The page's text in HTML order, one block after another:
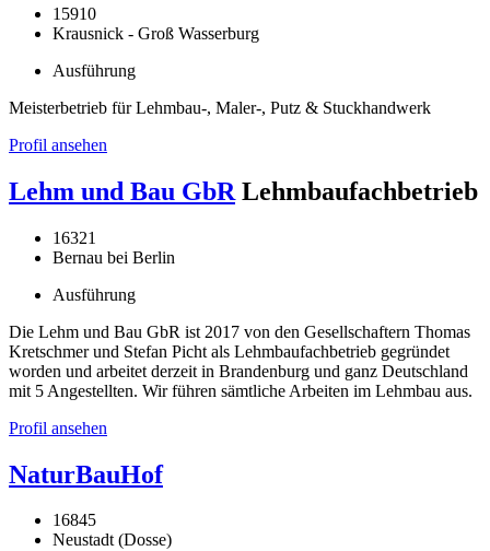
15910
Krausnick - Groß Wasserburg
Ausführung
Meisterbetrieb für Lehmbau-, Maler-, Putz & Stuckhandwerk
Profil ansehen
Lehm und Bau GbR Lehmbaufachbetrieb
16321
Bernau bei Berlin
Ausführung
Die Lehm und Bau GbR ist 2017 von den Gesellschaftern Thomas
Kretschmer und Stefan Picht als Lehmbaufachbetrieb gegründet
worden und arbeitet derzeit in Brandenburg und ganz Deutschland
mit 5 Angestellten. Wir führen sämtliche Arbeiten im Lehmbau aus.
Profil ansehen
NaturBauHof
16845
Neustadt (Dosse)